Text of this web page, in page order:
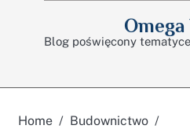
Omega
Blog poświęcony
Home
Budownictwo